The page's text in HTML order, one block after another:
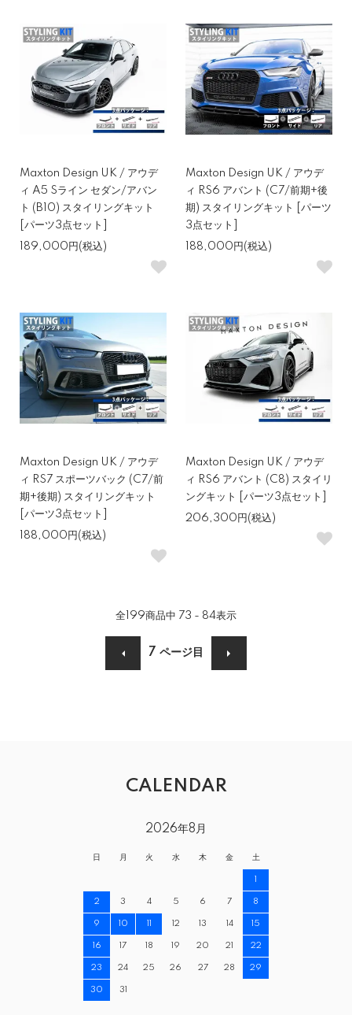
Maxton Design UK / アウデ
ィ A5 Sライン セダン/アバン
ト (B10) スタイリングキット
[パーツ3点セット]
189,000円(税込)
Maxton Design UK / アウデ
ィ RS6 アバント (C7/前期+後
期) スタイリングキット [パーツ
3点セット]
188,000円(税込)
Maxton Design UK / アウデ
ィ RS7 スポーツバック (C7/前
期+後期) スタイリングキット
[パーツ3点セット]
188,000円(税込)
Maxton Design UK / アウデ
ィ RS6 アバント (C8) スタイリ
ングキット [パーツ3点セット]
206,300円(税込)
全 199商品中 73 - 84表示
7 ページ目
CALENDAR
2026年8月
日 月 火 水 木 金 土
1
2 3 4 5 6 7 8
9 10 11 12 13 14 15
16 17 18 19 20 21 22
23 24 25 26 27 28 29
30 31